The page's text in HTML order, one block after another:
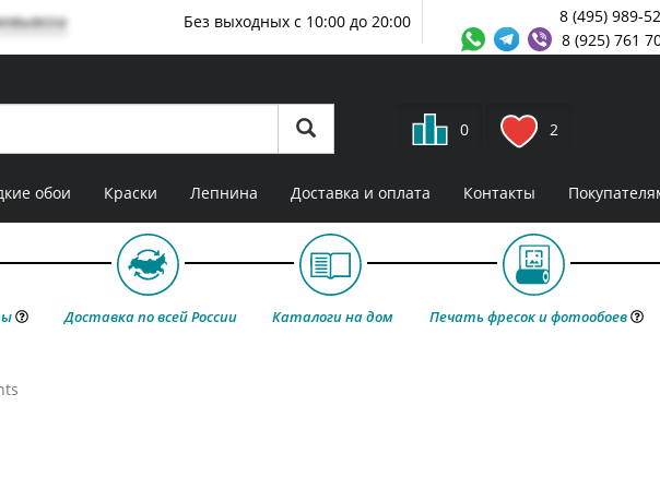
8 (495) 989-
8 (925) 761
Без выходных с 10:00 до 20:00
0 2
обои Краски Лепнина Доставка и оплата Контакты
Доставка по всей России Каталоги на дом Печать фресок и фотообоев